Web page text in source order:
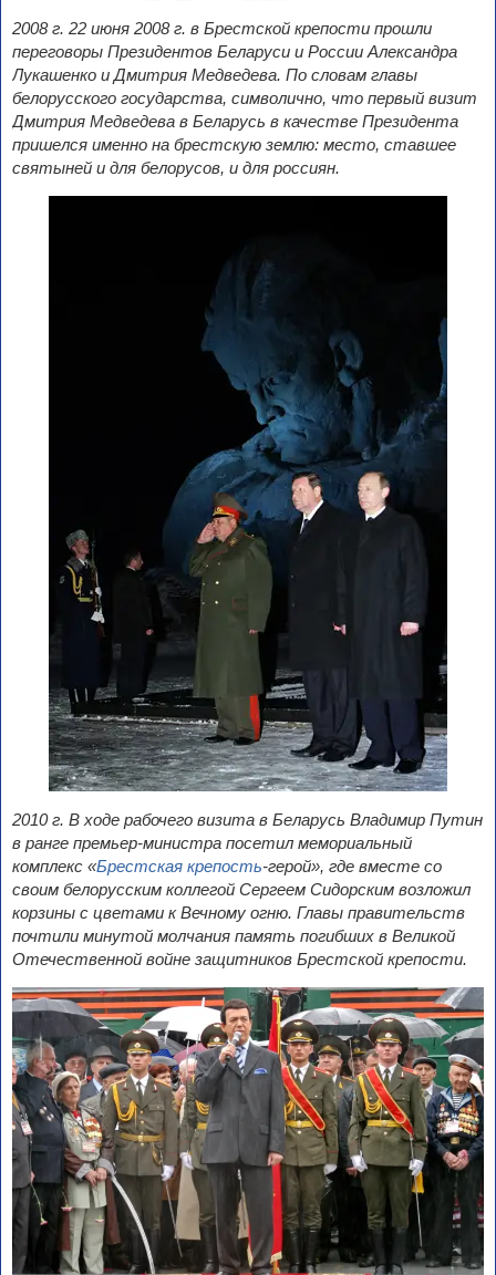
2008 г. 22 июня 2008 г. в Брестской крепости прошли
переговоры Президентов Беларуси и России Александра
Лукашенко и Дмитрия Медведева. По словам главы
белорусского государства, символично, что первый визит
Дмитрия Медведева в Беларусь в качестве Президента
пришелся именно на брестскую землю: место, ставшее
святыней и для белорусов, и для россиян.
2010 г. В ходе рабочего визита в Беларусь Владимир Путин
в ранге премьер-министра посетил мемориальный
комплекс «Брестская крепость-герой», где вместе со
своим белорусским коллегой Сергеем Сидорским возложил
корзины с цветами к Вечному огню. Главы правительств
почтили минутой молчания память погибших в Великой
Отечественной войне защитников Брестской крепости.